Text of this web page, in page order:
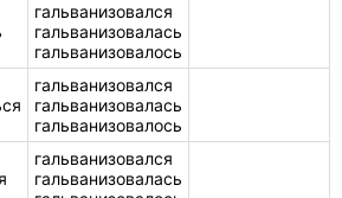
гальванизовался
гальванизовалась
гальванизовалось
гальванизовался
гальванизовалась
гальванизовалось
гальванизовался
гальванизовалась